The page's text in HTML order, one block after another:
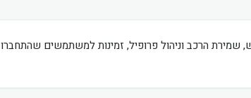
שמירת הרכב וניהול פרופיל, זמינות למשתמשים שהתחברו